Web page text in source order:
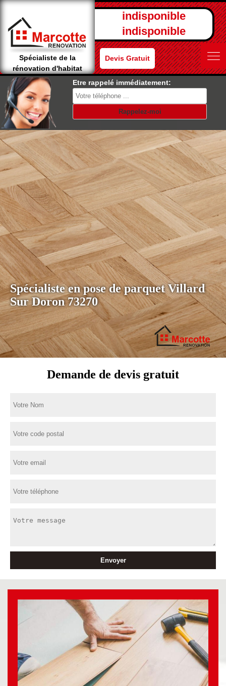
Spécialiste de la
rénovation d'habitat
indisponible
indisponible
Devis Gratuit
Etre rappelé immédiatement:
Spécialiste en pose de parquet Villard
Sur Doron 73270
Demande de devis gratuit